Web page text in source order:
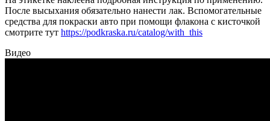
После высыхания обязательно нанести лак. Вспомогательные
средства для покраски авто при помощи флакона с кисточкой
смотрите тут https://podkraska.ru/catalog/with_this
Видео